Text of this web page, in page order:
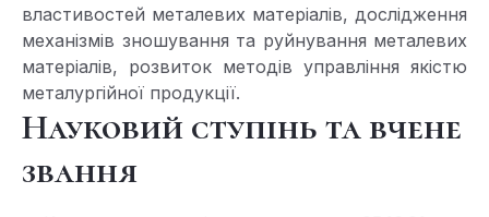
властивостей металевих матеріалів, дослідження
механізмів зношування та руйнування металевих
матеріалів, розвиток методів управління якістю
металургійної продукції.
Науковий ступінь та вчене
звання